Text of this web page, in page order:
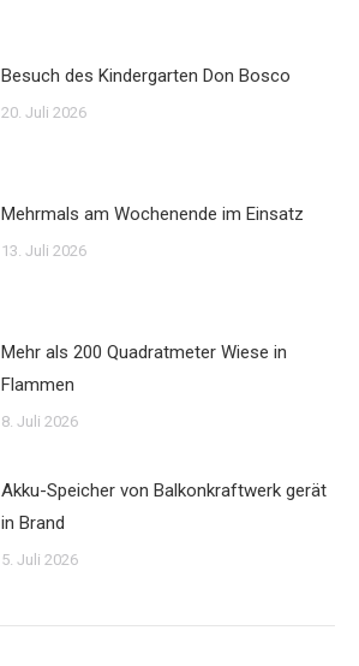
Besuch des Kindergarten Don Bosco
20. Juli 2026
Mehrmals am Wochenende im Einsatz
13. Juli 2026
Mehr als 200 Quadratmeter Wiese in
Flammen
8. Juli 2026
Akku-Speicher von Balkonkraftwerk gerät
in Brand
5. Juli 2026